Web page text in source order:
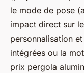
le mode de pose
impact direct sur
personnalisation
intégrées ou la
prix pergola